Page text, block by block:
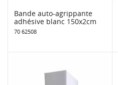
Bande auto-agrippante
adhésive blanc 150x2cm
70 62508